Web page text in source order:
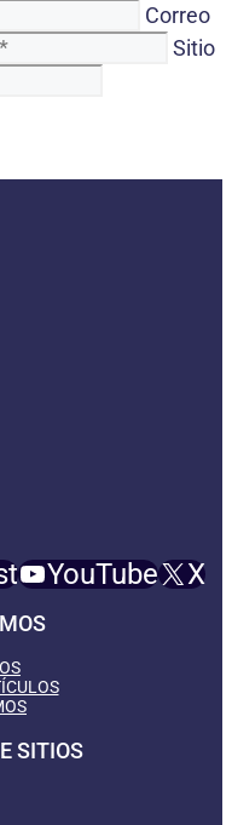
Correo
Sitio
YouTube X
SITIOS